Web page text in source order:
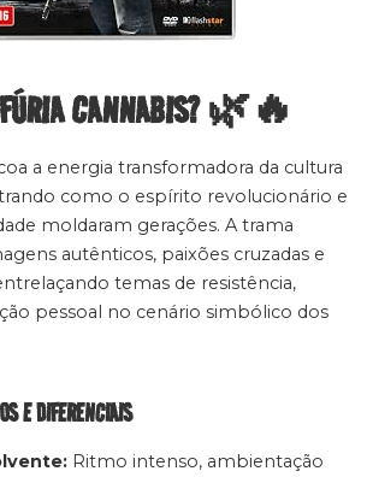
FÚRIA CANNABIS? 🌿🔥
a energia transformadora da cultura
como o espírito revolucionário e
moldaram gerações. A trama
autênticos, paixões cruzadas e
temas de resistência,
pessoal no cenário simbólico dos
E DIFERENCIAIS
Ritmo intenso, ambientação